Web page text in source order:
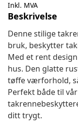
Inkl. MVA
Beskrivelse
Denne stilige
bruk, beskytter
Med et rent
hus. Den glatte
tøffe værforhold,
Perfekt både til
ditt trygt.